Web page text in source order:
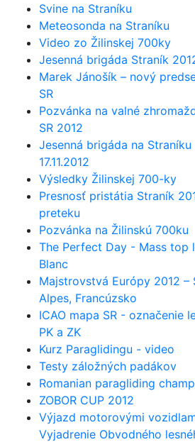
Svine na Straníku
Meteosonda na Straníku
Video zo Žilinskej 700ky
Jesenná brigáda Straník
Marek Jánošík – nový
SR
Pozvánka na valné
SR 2012
Jesenná brigáda na
17.11.2012
Výsledky Žilinskej 700-ky
Presnosť pristátia Straník
preteku
Pozvánka na Žilinskú 700ku
The Perfect Day - Mass top
Blanc
Majstrovstvá Európy 2012 –
Alpes, Francúzsko
ICAO mapa SR - označenie
PK a ZK
Kurz Paraglidingu - video
Testy záložných padákov
Romanian paragliding
ZOBOR CUP 2012
Výjazd motorovými
Vyjadrenie Obvodného